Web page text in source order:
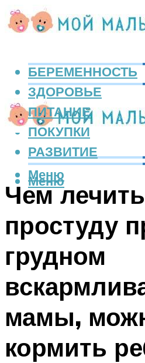
БЕРЕМЕННОСТЬ
ЗДОРОВЬЕ
ПИТАНИЕ
ПОКУПКИ
РАЗВИТИЕ
Меню
Меню
Чем лечить
простуду
грудном
мамы,
кормить